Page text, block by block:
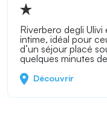
Riverbero degli
intime, idéal pour
d’un séjour placé
quelques minutes
Découvrir